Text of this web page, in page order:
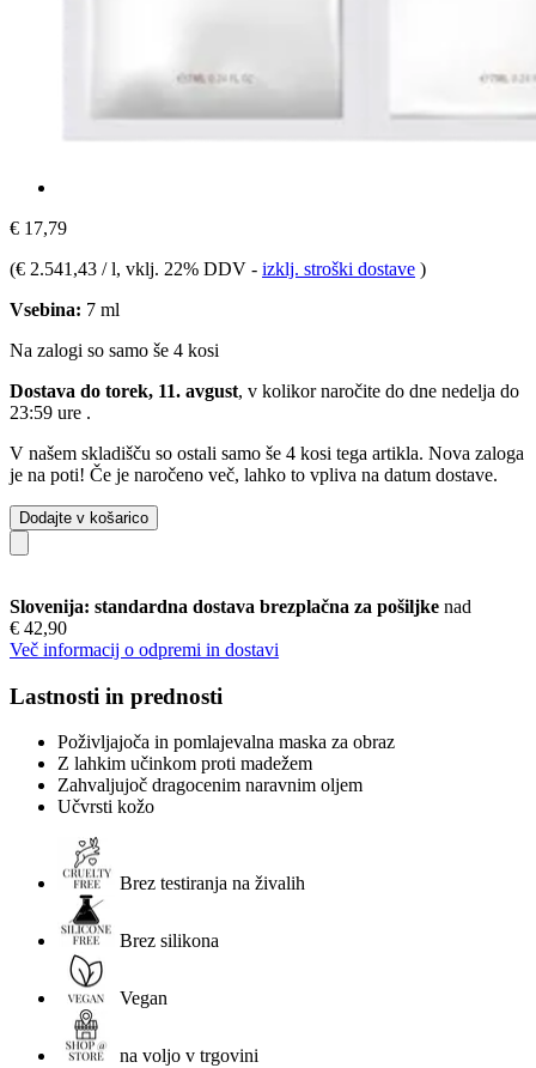
€ 17,79
(€ 2.541,43 / l, vklj. 22% DDV - izklj. stroški dostave )
Vsebina: 7 ml
Na zalogi so samo še 4 kosi
Dostava do torek, 11. avgust, v kolikor naročite do dne nedelja do
23:59 ure .
V našem skladišču so ostali samo še 4 kosi tega artikla. Nova zaloga
je na poti! Če je naročeno več, lahko to vpliva na datum dostave.
Dodajte v košarico
Slovenija: standardna dostava brezplačna za pošiljke nad
€ 42,90
Več informacij o odpremi in dostavi
Lastnosti in prednosti
Poživljajoča in pomlajevalna maska za obraz
Z lahkim učinkom proti madežem
Zahvaljujoč dragocenim naravnim oljem
Učvrsti kožo
Brez testiranja na živalih
Brez silikona
Vegan
na voljo v trgovini